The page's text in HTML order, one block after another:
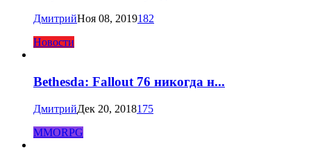
ДмитрийНоя 08, 2019182
Новости
Bethesda: Fallout 76 никогда н...
ДмитрийДек 20, 2018175
MMORPG